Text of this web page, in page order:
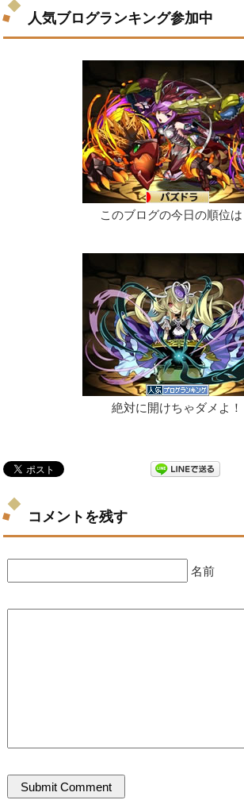
人気ブログランキング参加中
このブログの今日の順位は
絶対に開けちゃダメよ！
コメントを残す
名前